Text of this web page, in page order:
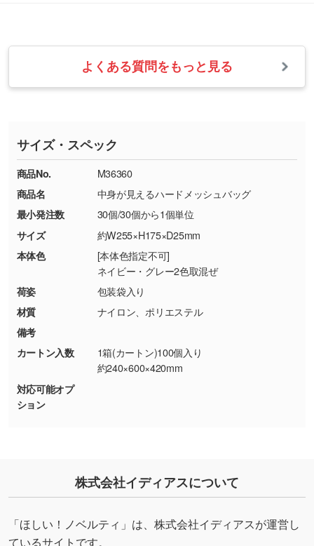
・1色印刷でグラデーションや濃淡を表現した
い
す。→詳しく見る
・コーポレートカラーを使って印刷したい／印
刷色にこだわりがある
DIC・PANTONEなどのカラーチップの指定や、
現物支給による色指定も承っております。→
しく見る
・背景がある画像からキャラクター部分だけを
シンプルな背景のデータや、使いたいキャラク
り抜き処理が可能です。→詳しく見る
・持っているデータの背景が足りない／塗り足
しの作り方が分からない
・デザインにQRコードを入れたい／QRコード
URLをご指定いただければ、QRコードを生成
また、お選びいただいた印刷色が本体色に合わ
ない場合や仕上がりに影響しそうな場合は、ス
タッフから別の色をご案内することもございま
・お届け時に商品が損傷・故障している場合
・ご注文と異なる商品が届いた場合
・印刷不良があった場合
※詳しくは「商品の良品基準について
ください。
【返品・交換ができない場合】
・お客様の元で商品を加工された場合、または
商品が破損した場合
・商品到着後7日以上経過している場合
・お客様のご都合による返品・交換依頼(商
品・色・数量などの注文間違い等)
業日以内に担当スタッフよりメールにてご連絡
いたします。
お急ぎの場合はお電話でのご質問も受け付けて
TEL：0422-29-9911 営業時間10:00～
18:00(土日祝日除く)
お問い合わせフォームはこちら
よくある質問をもっと見る
サイズ・スペック
商品No.
M36360
商品名
中身が見えるハードメッシュバッグ
最小発注数
30個/30個から1個単位
サイズ
約W255×H175×D25mm
本体色
[本体色指定不可]
ネイビー・グレー2色取混ぜ
荷姿
包装袋入り
材質
ナイロン、ポリエステル
備考
カートン入数
1箱(カートン)100個入り
約240×600×420mm
対応可能オプ
ション
株式会社イディアスについて
「ほしい！ノベルティ」は、株式会社イディアスが運営し
ているサイトです。